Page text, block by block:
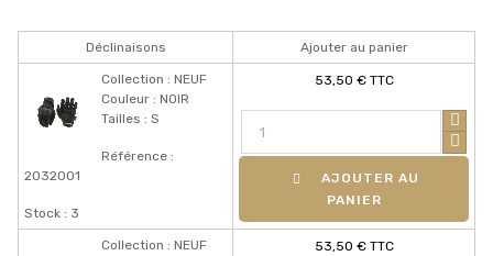
Déclinaisons Ajouter au panier
Collection : NEUF
Couleur : NOIR
Tailles : S
Référence :
2032001
Stock : 3
53,50 € TTC
PANIER
Collection : NEUF
53,50 € TTC